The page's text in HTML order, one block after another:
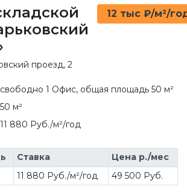
проезд, 2
свободно 1 Офис, общая площадь 50 м²
50 м²
11 880 Руб./м²/год
Ставка
11 880 Руб./м²/год
предложения (1 шт)
B